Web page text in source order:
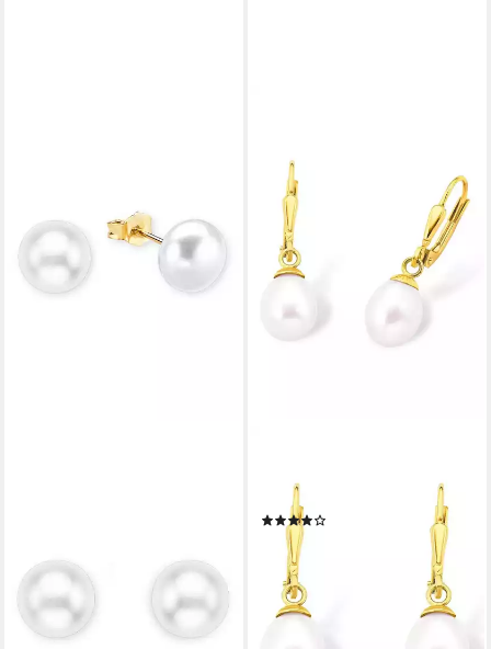
Süßwasserzuchtperle
177,11 €
-11%
lieferbar - in 1-2 Werktagen bei dir